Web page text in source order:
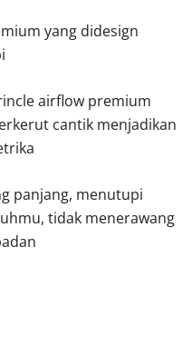
yang didesign
airflow premium
cantik menjadikan
panjang, menutupi
tidak menerawang